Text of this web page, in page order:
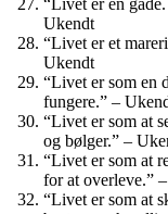
Ukendt
“Livet er et
Ukendt
“Livet er som en
fungere.” –
“Livet er som at
og bølger.” –
“Livet er som at
for at overleve.”
“Livet er som at